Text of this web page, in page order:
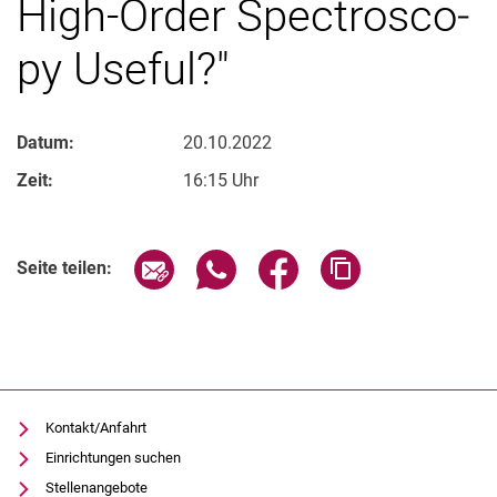
High-Or­der Spec­tro­sco­
py Use­ful?"
Datum:
20.10.2022
Zeit:
16:15 Uhr
Seite teilen: Seite über E-Mail teilen
Seite über WhatsApp teilen
Seite über Facebook
Kontakt/Anfahrt
Einrichtungen suchen
Stellenangebote